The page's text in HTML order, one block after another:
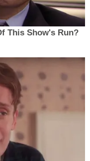
This Show's Run?